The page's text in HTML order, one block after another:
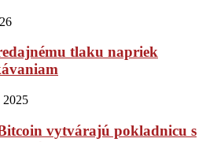
tlaku napriek
2025
vytvárajú pokladnicu s